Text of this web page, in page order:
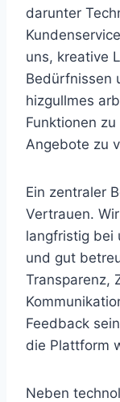
darunter
uns, kreative
Bedürfnissen
hizgullmes
Funktionen
Angebote zu
Ein zentraler
Vertrauen.
langfristig bei
und gut
Transparenz,
Feedback
die Plattform
Neben